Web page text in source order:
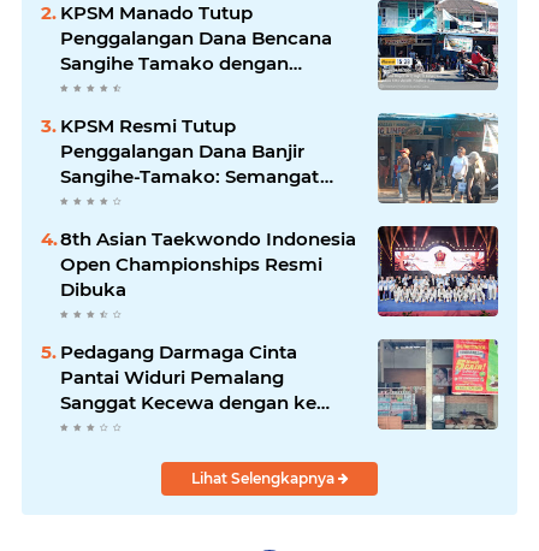
KPSM Manado Tutup
Penggalangan Dana Bencana
Sangihe Tamako dengan
Semangat Tinggi, Dihadiri
Banyak Seniman Ibu Kota
KPSM Resmi Tutup
Penggalangan Dana Banjir
Sangihe-Tamako: Semangat
Kebersamaan & Solidaritas
Tetap Terjaga
8th Asian Taekwondo Indonesia
Open Championships Resmi
Dibuka
Pedagang Darmaga Cinta
Pantai Widuri Pemalang
Sanggat Kecewa dengan ke
Pengurusan Dinas pariwisata
Lihat Selengkapnya